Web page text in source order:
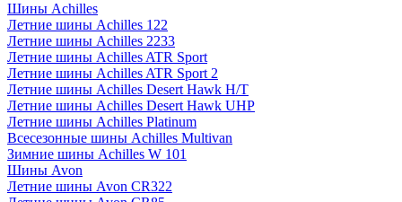
Шины Achilles
Летние шины Achilles 122
Летние шины Achilles 2233
Летние шины Achilles ATR Sport
Летние шины Achilles ATR Sport 2
Летние шины Achilles Desert Hawk H/T
Летние шины Achilles Desert Hawk UHP
Летние шины Achilles Platinum
Всесезонные шины Achilles Multivan
Зимние шины Achilles W 101
Шины Avon
Летние шины Avon CR322